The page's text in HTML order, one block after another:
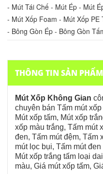
- Mút Tái Chế - Mút Ép - Mút
- Mút Xốp Foam - Mút Xốp PE
- Bông Gòn Ép - Bông Gòn
THÔNG TIN SẢN PHẨM
Mút Xốp Không Gian
chuyên bán Tấm mút
Mút xốp tấm, Mút xốp
xốp màu trắng, Tấm mút
đen, Tấm mút đệm, Tấm
mút lọc bụi, Tấm mút đen
Mút xốp trắng tấm loại
màu, Giá mút xốp tấm,